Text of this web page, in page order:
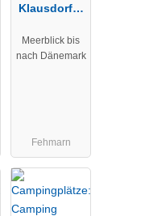
Klausdorfer
Meerblick bis
nach Dänemark
Fehmarn